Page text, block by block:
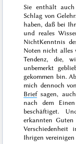
Sie enthält auch
Schlag von
haben, daß bei
und reales
NichtKenntnis
Noten nicht alles
Tendenz, die,
unbemerkt
gekommen bin.
mich dennoch
Briefsagen,
nach dem
beschäftiget.
erkannten
Verschiedenheit
Ihrigen